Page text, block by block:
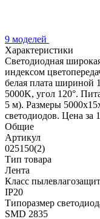
9 моделей
Характеристики
Светодиодная
индексом
белая плата
5000K, угол 120°.
5 м). Размеры
светодиодов. Цена за
Общие
Артикул
025150(2)
Тип товара
Лента
Класс
IP20
Типоразмер
SMD 2835